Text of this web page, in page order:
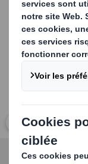
Carousel. Use
Cliquez pour